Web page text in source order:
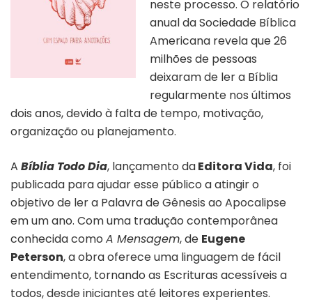
neste processo. O relatório
anual da Sociedade Bíblica
Americana revela que 26
milhões de pessoas
deixaram de ler a Bíblia
regularmente nos últimos
dois anos, devido à falta de tempo, motivação,
organização ou planejamento.
A Bíblia Todo Dia, lançamento daEditora Vida, foi
publicada para ajudar esse público a atingir o
objetivo de ler a Palavra de Gênesis ao Apocalipse
em um ano. Com uma tradução contemporânea
conhecida como A Mensagem, de Eugene
Peterson, a obra oferece uma linguagem de fácil
entendimento, tornando as Escrituras acessíveis a
todos, desde iniciantes até leitores experientes.